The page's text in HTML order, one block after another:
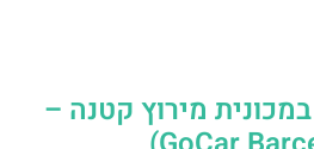
מירוץ קטנה –